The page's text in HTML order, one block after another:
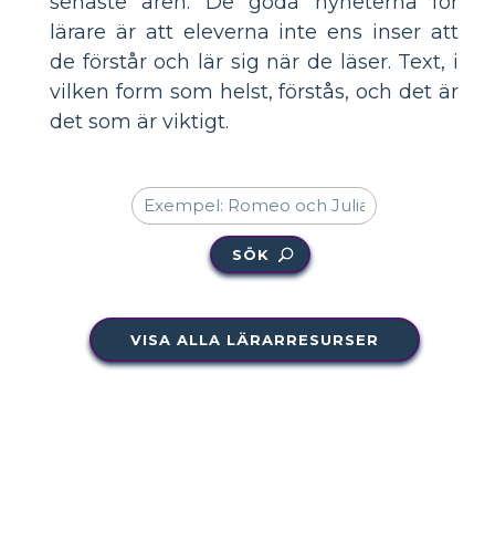
lärare är att eleverna inte ens inser att
de förstår och lär sig när de läser. Text, i
vilken form som helst, förstås, och det är
det som är viktigt.
SÖK
VISA ALLA LÄRARRESURSER